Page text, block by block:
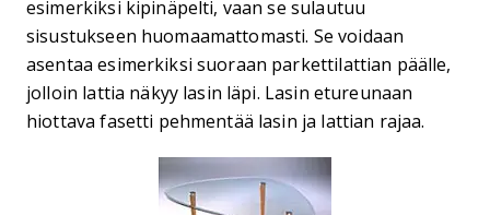
esimerkiksi kipinäpelti, vaan se sulautuu
sisustukseen huomaamattomasti. Se voidaan
asentaa esimerkiksi suoraan parkettilattian päälle,
jolloin lattia näkyy lasin läpi. Lasin etureunaan
hiottava fasetti pehmentää lasin ja lattian rajaa.